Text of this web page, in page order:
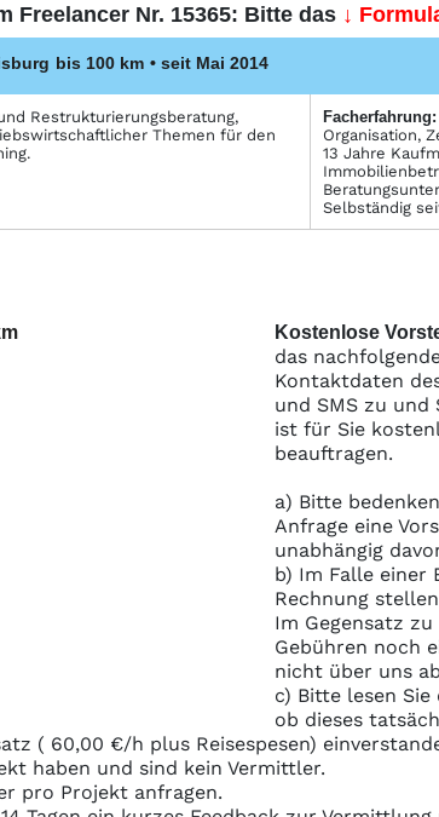
Freelancer Nr. 15365: Bitte das ↓
bis 100 km • seit Mai 2014
Restrukturierungsberatung,
Themen für den
Facher­fahrung:
Organisation,
13 Jahre
Selbständig
Kostenlose
das
Kontaktdaten
und SMS zu
ist für Sie
beauftragen.
a) Bitte
Anfrage eine
unabhängig
b) Im Falle einer
Rechnung
Im Gegensatz
Gebühren noch
nicht über uns
c) Bitte lesen
ob dieses
( 60,00 €/h plus Reisespesen)
haben und sind kein Vermittler.
pro Projekt anfragen.